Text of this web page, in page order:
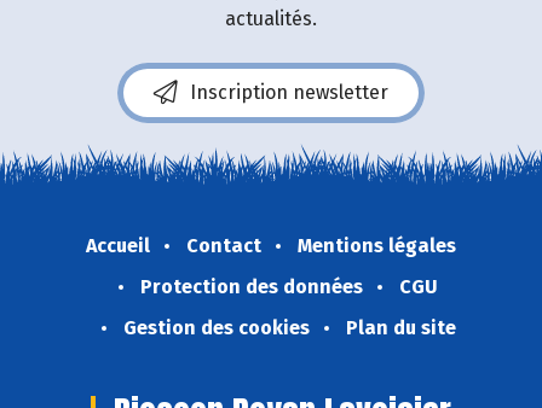
actualités.
Inscription newsletter
Accueil Contact
Mentions légales
Protection des données
CGU
Gestion des cookies
Plan du site